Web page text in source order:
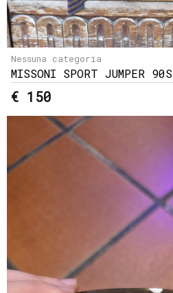
Nessuna categoria
MISSONI SPORT JUMPER 90S
€ 150